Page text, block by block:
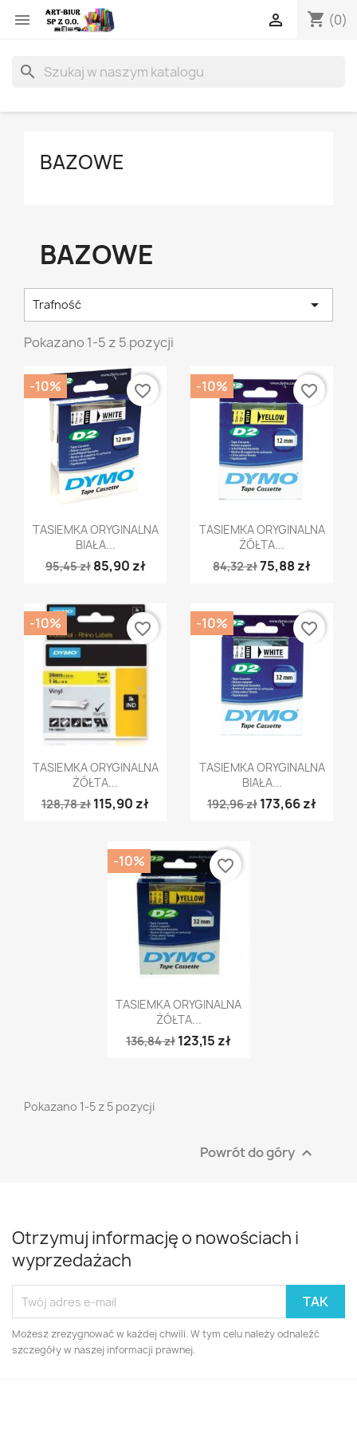
 shopping_cart (0)

search
BAZOWE
BAZOWE
Trafność 
Pokazano 1-5 z 5 pozycji
Szybki podgląd
TASIEMKA ORYGINALNA
BIAŁA...
95,45 zł 85,90 zł
-10% favorite_border
Szybki podgląd
TASIEMKA ORYGINALNA
ŻÓŁTA...
84,32 zł75,88 zł
-10% favorite_border
Szybki podgląd
TASIEMKA ORYGINALNA
ŻÓŁTA...
128,78 zł 115,90 zł
-10% favorite_border
Szybki podgląd
TASIEMKA ORYGINALNA
BIAŁA...
192,96 zł 173,66 zł
-10% favorite_border
Szybki podgląd
TASIEMKA ORYGINALNA
ŻÓŁTA...
136,84 zł 123,15 zł
-10% favorite_border
Pokazano 1-5 z 5 pozycji
Powrót do góry 
Otrzymuj informację o nowościach i
wyprzedażach
Możesz zrezygnować w każdej chwili. W tym celu należy odnaleźć
szczegóły w naszej informacji prawnej.